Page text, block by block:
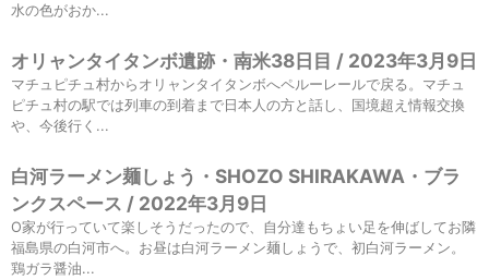
水の色がおか...
オリャンタイタンボ遺跡・南米38日目 / 2023年3月9日
マチュピチュ村からオリャンタイタンボへペルーレールで戻る。マチュ
ピチュ村の駅では列車の到着まで日本人の方と話し、国境超え情報交換
や、今後行く...
白河ラーメン麺しょう・SHOZO SHIRAKAWA・ブラ
ンクスペース / 2022年3月9日
O家が行っていて楽しそうだったので、自分達もちょい足を伸ばしてお隣
福島県の白河市へ。お昼は白河ラーメン麺しょうで、初白河ラーメン。
鶏ガラ醤油...